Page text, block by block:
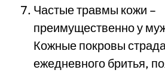
Частые травмы кожи –
преимущественно у
Кожные покровы
ежедневного бритья,